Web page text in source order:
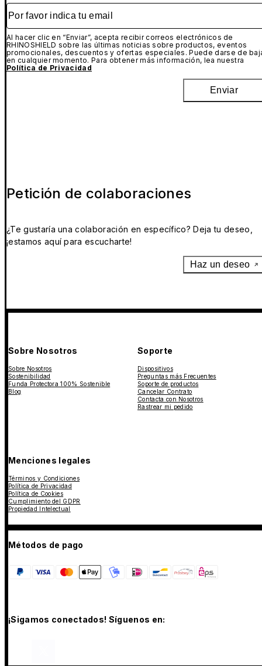
Por favor indica tu email
Al hacer clic en “Enviar”, acepta recibir correos electrónicos de
RHINOSHIELD sobre las últimas noticias sobre productos, eventos
promocionales, descuentos y ofertas especiales. Puede darse de
en cualquier momento. Para obtener más información, lea nuestra
Política de Privacidad
Enviar
Petición de colaboraciones
¿Te gustaría una colaboración en específico? Deja tu deseo,
¡estamos aquí para escucharte!
Haz un deseo
Sobre Nosotros
Sobre Nosotros
Sostenibilidad
Funda Protectora 100% Sostenible
Blog
Soporte
Dispositivos
Preguntas más Frecuentes
Soporte de productos
Cancelar Contrato
Contacta con Nosotros
Rastrear mi pedido
Menciones legales
Términos y Condiciones
Política de Privacidad
Política de Cookies
Cumplimiento del GDPR
Propiedad Intelectual
Métodos de pago
¡Sigamos conectados! Síguenos en: